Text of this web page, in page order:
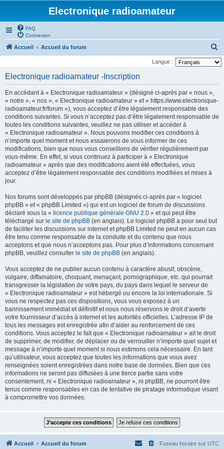
Electronique radioamateur
FAQ
Connexion
Accueil Accueil du forum
e
Langue :
Electronique radioamateur -Inscription
En accédant à « Electronique radioamateur » (désigné ci-après par « nous »,
« notre », « nos », « Electronique radioamateur » et « https://www.electronique-
radioamateur.fr/forum »), vous acceptez d’être légalement responsable des
conditions suivantes. Si vous n’acceptez pas d’être légalement responsable de
toutes les conditions suivantes, veuillez ne pas utiliser et accéder à
« Electronique radioamateur ». Nous pouvons modifier ces conditions à
n’importe quel moment et nous essaierons de vous informer de ces
modifications, bien que nous vous conseillons de vérifier régulièrement par
vous-même. En effet, si vous continuez à participer à « Electronique
radioamateur » après que des modifications aient été effectuées, vous
acceptez d’être légalement responsable des conditions modifiées et mises à
jour.
Nos forums sont développés par phpBB (désignés ci-après par « logiciel
phpBB » et « phpBB Limited ») qui est un logiciel de forum de discussions
déclaré sous la « licence publique générale GNU 2.0 » et qui peut être
téléchargé sur le site de phpBB (en anglais). Le logiciel phpBB a pour seul but
de faciliter les discussions sur internet et phpBB Limited ne peut en aucun cas
être tenu comme responsable de la conduite et du contenu que nous
acceptons et que nous n’acceptons pas. Pour plus d’informations concernant
phpBB, veuillez consulter le site de phpBB (en anglais).
Vous acceptez de ne publier aucun contenu à caractère abusif, obscène,
vulgaire, diffamatoire, choquant, menaçant, pornographique, etc. qui pourrait
transgresser la législation de votre pays, du pays dans lequel le serveur de
« Electronique radioamateur » est hébergé ou encore la loi internationale. Si
vous ne respectez pas ces dispositions, vous vous exposez à un
bannissement immédiat et définitif et nous nous réservons le droit d’avertir
votre fournisseur d’accès à internet et les autorités officielles. L’adresse IP de
tous les messages est enregistrée afin d’aider au renforcement de ces
conditions. Vous acceptez le fait que « Electronique radioamateur » ait le droit
de supprimer, de modifier, de déplacer ou de verrouiller n’importe quel sujet et
message à n’importe quel moment si nous estimons cela nécessaire. En tant
qu’utilisateur, vous acceptez que toutes les informations que vous avez
renseignées soient enregistrées dans notre base de données. Bien que ces
informations ne seront pas diffusées à une tierce partie sans votre
consentement, ni « Electronique radioamateur », ni phpBB, ne pourront être
tenus comme responsables en cas de tentative de piratage informatique visant
à compromettre vos données.
Accueil Accueil du forum Fuseau horaire sur UTC